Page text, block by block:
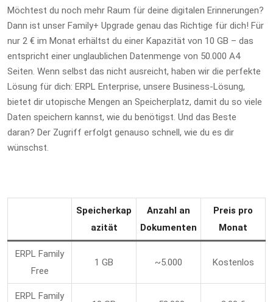
Möchtest du noch mehr Raum für deine digitalen Erinnerungen?
Dann ist unser Family+ Upgrade genau das Richtige für dich! Für
nur 2 € im Monat erhältst du einer Kapazität von 10 GB – das
entspricht einer unglaublichen Datenmenge von 50.000 A4
Seiten. Wenn selbst das nicht ausreicht, haben wir die perfekte
Lösung für dich: ERPL Enterprise, unsere Business-Lösung,
bietet dir utopische Mengen an Speicherplatz, damit du so viele
Daten speichern kannst, wie du benötigst. Und das Beste
daran? Der Zugriff erfolgt genauso schnell, wie du es dir
wünschst.
Speicherkap
azität
Anzahl an
Dokumenten
Preis pro
Monat
ERPL Family
Free
1 GB ~5.000 Kostenlos
ERPL Family